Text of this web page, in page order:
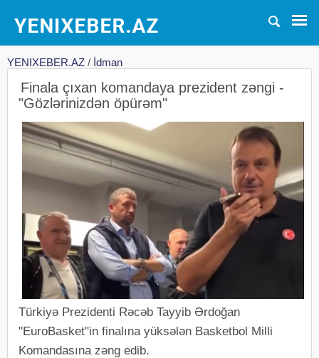
YENIXEBER.AZ / İdman
Finala çıxan komandaya prezident zəngi -
"Gözlərinizdən öpürəm"
Türkiyə Prezidenti Rəcəb Tayyib Ərdoğan
"EuroBasket"in finalına yüksələn Basketbol Milli
Komandasına zəng edib.